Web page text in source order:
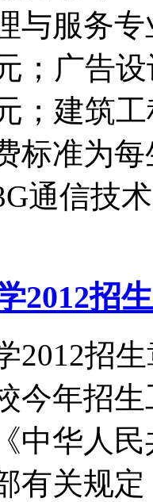
与服务
；广告
；建筑
标准为
通信技
2012招
学2012
今年招
中华人
有关规